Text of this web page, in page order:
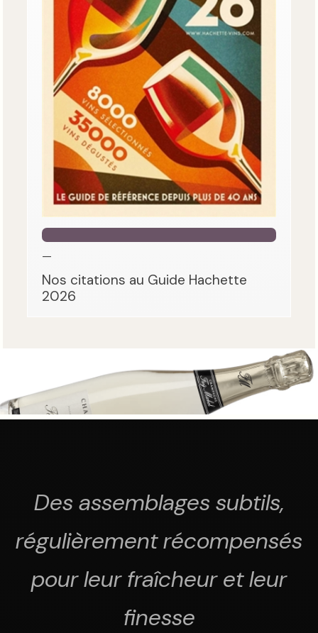
—
Nos citations au Guide Hachette
2026
Des assemblages subtils,
régulièrement récompensés
pour leur fraîcheur et leur
finesse